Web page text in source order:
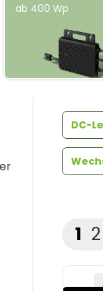
ab 400 Wp
DC-
1 2